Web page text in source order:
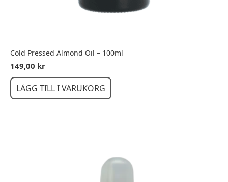
Cold Pressed Almond Oil – 100ml
149,00 kr
LÄGG TILL I VARUKORG